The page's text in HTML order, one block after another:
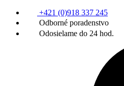
+421 (0)918 337 245
Odborné poradenstvo
Odosielame do 24 hod.